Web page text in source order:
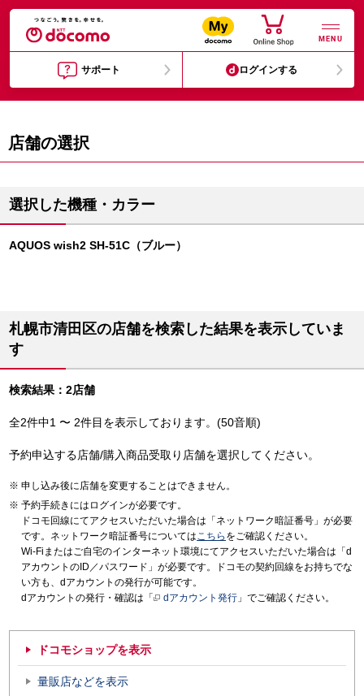
MENU
サポート ログインする
店舗の選択
選択した機種・カラー
AQUOS wish2 SH-51C（ブルー）
札幌市清田区の店舗を検索した結果を表示していま
す
検索結果：2店舗
全2件中1 〜 2件目を表示しております。(50音順)
予約申込する店舗/購入商品受取り店舗を選択してください。
申し込み後に店舗を変更することはできません。
予約手続きにはログインが必要です。
ドコモ回線にてアクセスいただいた場合は「ネットワーク暗証番号」が必要
です。ネットワーク暗証番号についてはこちら をご確認ください。
Wi-Fiまたはご自宅のインターネット環境にてアクセスいただいた場合は「d
アカウントのID／パスワード」が必要です。ドコモの契約回線をお持ちでな
い方も、dアカウントの発行が可能です。
dアカウントの発行・確認は「
dアカウント発行 」でご確認ください。
ドコモショップを表示
量販店などを表示